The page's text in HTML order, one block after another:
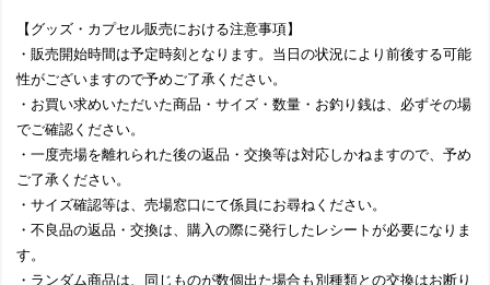
【グッズ・カプセル販売における注意事項】
・販売開始時間は予定時刻となります。当日の状況により前後する可能
性がございますので予めご了承ください。
・お買い求めいただいた商品・サイズ・数量・お釣り銭は、必ずその場
でご確認ください。
・一度売場を離れられた後の返品・交換等は対応しかねますので、予め
ご了承ください。
・サイズ確認等は、売場窓口にて係員にお尋ねください。
・不良品の返品・交換は、購入の際に発行したレシートが必要になりま
す。
・ランダム商品は、同じものが数個出た場合も別種類との交換はお断り